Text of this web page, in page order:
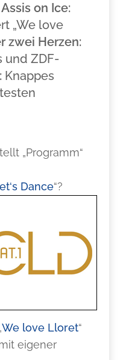
Assis on Ice:
„We love
zwei Herzen:
und ZDF-
Knappes
„Programm“
Dance“?
We love Lloret“
eigener